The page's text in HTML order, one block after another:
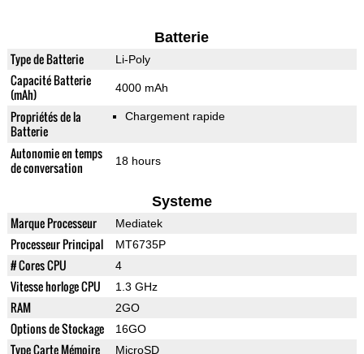
Batterie
Type de Batterie Li-Poly
Capacité Batterie
(mAh)
4000 mAh
Propriétés de la
Batterie
Chargement rapide
Autonomie en temps
de conversation
18 hours
Systeme
Marque Processeur Mediatek
Processeur Principal MT6735P
# Cores CPU 4
Vitesse horloge CPU 1.3 GHz
RAM 2GO
Options de Stockage 16GO
Type Carte Mémoire MicroSD